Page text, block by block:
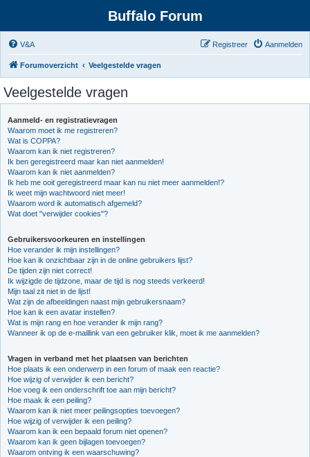
Buffalo Forum
V&A Aanmelden
Registreer
Forumoverzicht Veelgestelde vragen
Veelgestelde vragen
Aanmeld- en registratievragen
Waarom moet ik me registreren?
Wat is COPPA?
Waarom kan ik niet registreren?
Ik ben geregistreerd maar kan niet aanmelden!
Waarom kan ik niet aanmelden?
Ik heb me ooit geregistreerd maar kan nu niet meer aanmelden!?
Ik weet mijn wachtwoord niet meer!
Waarom word ik automatisch afgemeld?
Wat doet "verwijder cookies"?
Gebruikersvoorkeuren en instellingen
Hoe verander ik mijn instellingen?
Hoe kan ik onzichtbaar zijn in de online gebruikers lijst?
De tijden zijn niet correct!
Ik wijzigde de tijdzone, maar de tijd is nog steeds verkeerd!
Mijn taal zit niet in de lijst!
Wat zijn de afbeeldingen naast mijn gebruikersnaam?
Hoe kan ik een avatar instellen?
Wat is mijn rang en hoe verander ik mijn rang?
Wanneer ik op de e-maillink van een gebruiker klik, moet ik me aanmelden?
Vragen in verband met het plaatsen van berichten
Hoe plaats ik een onderwerp in een forum of maak een reactie?
Hoe wijzig of verwijder ik een bericht?
Hoe voeg ik een onderschrift toe aan mijn bericht?
Hoe maak ik een peiling?
Waarom kan ik niet meer peilingsopties toevoegen?
Hoe wijzig of verwijder ik een peiling?
Waarom kan ik een bepaald forum niet openen?
Waarom kan ik geen bijlagen toevoegen?
Waarom ontving ik een waarschuwing?